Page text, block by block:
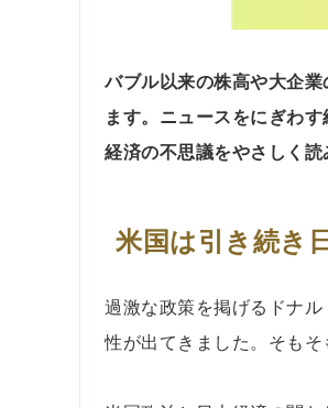
バブル以来の株高や大企
ます。ニュースをにぎわ
経済の不思議をやさしく読
米国は引き続き
過激な政策を掲げるドナ
性が出てきました。そも